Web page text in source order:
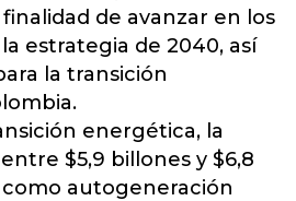
de avanzar en los
estrategia de 2040, así
la transición
energética, la
$5,9 billones y $6,8
autogeneración